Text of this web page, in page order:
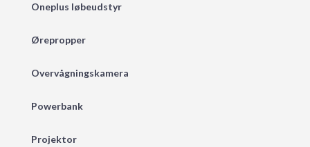
Oneplus løbeudstyr
Ørepropper
Overvågningskamera
Powerbank
Projektor